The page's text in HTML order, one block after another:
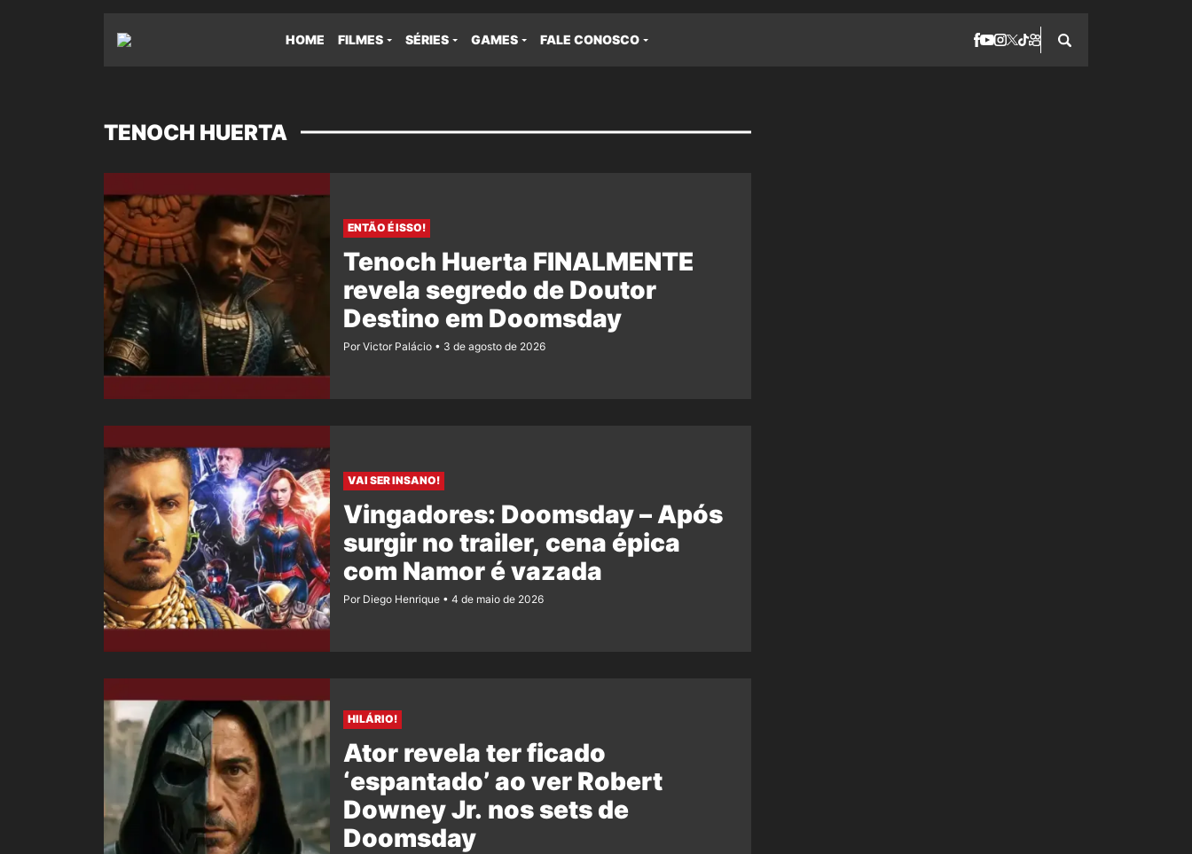
HOME FILMES SÉRIES GAMES FALE CONOSCO
TENOCH HUERTA
ENTÃO É ISSO!
Tenoch Huerta FINALMENTE
revela segredo de Doutor
Destino em Doomsday
Por Victor Palácio 3 de agosto de 2026
VAI SER INSANO!
Vingadores: Doomsday – Após
surgir no trailer, cena épica
com Namor é vazada
Por Diego Henrique 4 de maio de 2026
HILÁRIO!
Ator revela ter ficado
‘espantado’ ao ver Robert
Downey Jr. nos sets de
Doomsday